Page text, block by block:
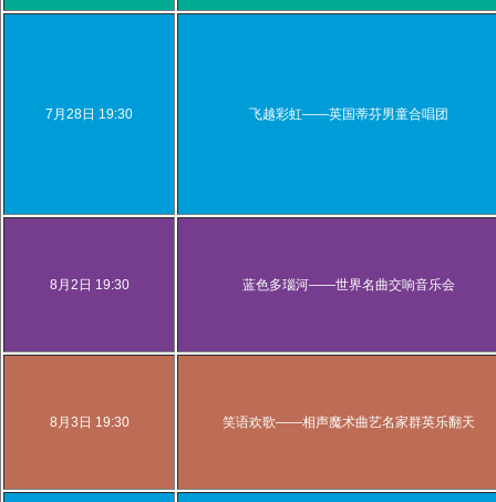
7月28日 19:30 飞越彩虹——英国蒂芬男童合唱团
8月2日 19:30 蓝色多瑙河——世界名曲交响音乐会
8月3日 19:30 笑语欢歌——相声魔术曲艺名家群英乐翻天